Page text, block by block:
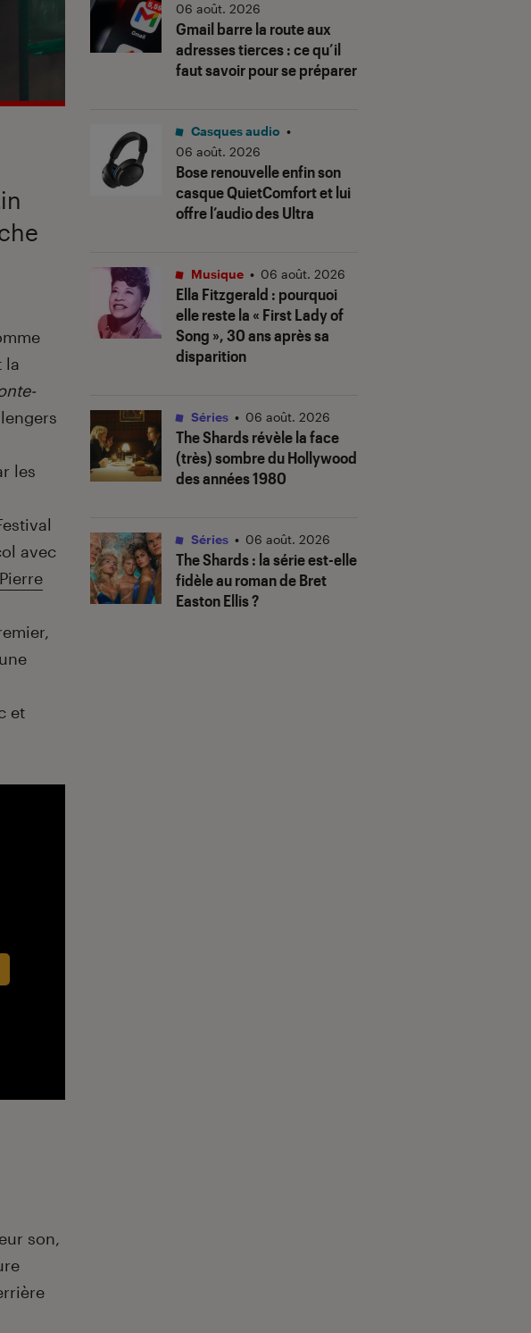
la
les
avec
Pierre
et
son,
Gmail barre la route aux
adresses tierces : ce qu’il
faut savoir pour se préparer
06 août. 2026
Bose renouvelle enfin son
casque QuietComfort et lui
offre l’audio des Ultra
Casques audio •
06 août. 2026
Ella Fitzgerald : pourquoi
elle reste la « First Lady of
Song », 30 ans après sa
disparition
Musique • 06 août. 2026
The Shardsrévèle la face
(très) sombre du Hollywood
des années 1980
Séries • 06 août. 2026
The Shards: la série est-elle
fidèle au roman de Bret
Easton Ellis ?
Séries • 06 août. 2026